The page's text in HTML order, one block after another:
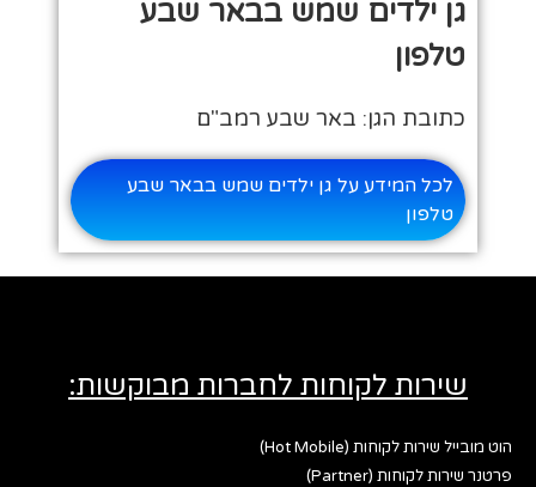
גן ילדים שמש בבאר שבע
טלפון
כתובת הגן: באר שבע רמב"ם
לכל המידע על גן ילדים שמש בבאר שבע
טלפון
שירות לקוחות לחברות מבוקשות:
הוט מובייל שירות לקוחות (Hot Mobile)
פרטנר שירות לקוחות (Partner)